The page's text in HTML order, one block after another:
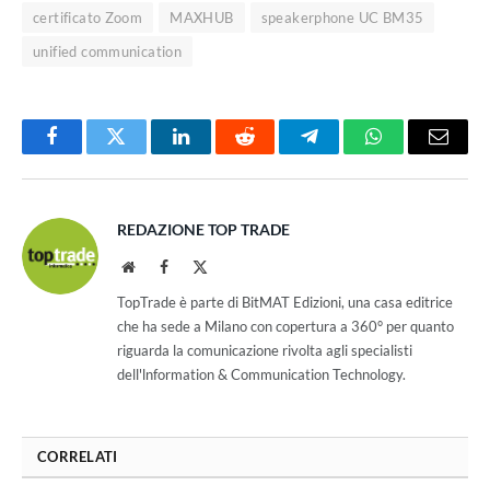
certificato Zoom MAXHUB
speakerphone UC BM35
unified communication
FacebookTwitter LinkedInReddit TelegramWhatsAppEmail
REDAZIONE TOP TRADE
WebsiteFacebook
TopTrade è parte di BitMAT Edizioni, una casa editrice
che ha sede a Milano con copertura a 360° per quanto
riguarda la comunicazione rivolta agli specialisti
dell'lnformation & Communication Technology.
CORRELATI